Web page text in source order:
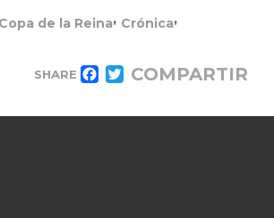
Copa de la Reina, Crónica,
SHARE FACEBOOK
TWITTER
COMPARTIR